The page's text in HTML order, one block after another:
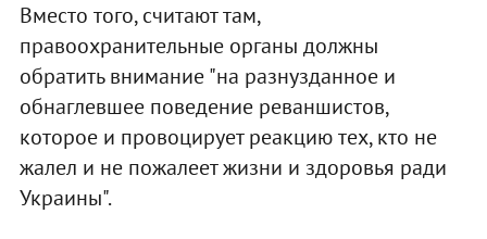
Вместо того, считают там,
правоохранительные органы должны
обратить внимание "на разнузданное и
обнаглевшее поведение реваншистов,
которое и провоцирует реакцию тех, кто не
жалел и не пожалеет жизни и здоровья ради
Украины".